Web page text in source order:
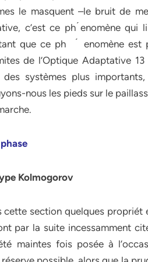
le masquent –le bruit de
c’est ce ph ́enomène
que ce ph ́ enomène est
de l’Optique Adaptative
des systèmes plus
nous les pieds sur le
Kolmogorov
cette section quelques propriét
par la suite incessamment
maintes fois posée à